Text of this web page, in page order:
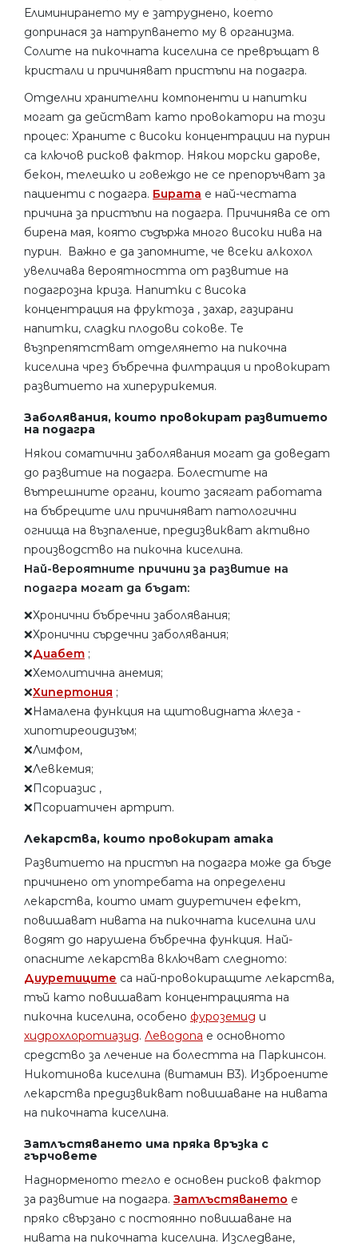
Елиминирането му е затруднено, което
допринася за натрупването му в организма.
Солите на пикочната киселина се превръщат в
кристали и причиняват пристъпи на подагра.
Отделни хранителни компоненти и напитки
могат да действат като провокатори на този
процес: Храните с високи концентрации на пурин
са ключов рисков фактор. Някои морски дарове,
бекон, телешко и говеждо не се препоръчват за
пациенти с подагра. Бирата е най-честата
причина за пристъпи на подагра. Причинява се от
бирена мая, която съдържа много високи нива на
пурин. Важно е да запомните, че всеки алкохол
увеличава вероятността от развитие на
подагрозна криза. Напитки с висока
концентрация на фруктоза , захар, газирани
напитки, сладки плодови сокове. Те
възпрепятстват отделянето на пикочна
киселина чрез бъбречна филтрация и провокират
развитието на хиперурикемия.
Заболявания, които провокират развитието
на подагра
Някои соматични заболявания могат да доведат
до развитие на подагра. Болестите на
вътрешните органи, които засягат работата
на бъбреците или причиняват патологични
огнища на възпаление, предизвикват активно
производство на пикочна киселина.
Най-вероятните причини за развитие на
подагра могат да бъдат:
❌Хронични бъбречни заболявания;
❌Хронични сърдечни заболявания;
❌Диабет ;
❌Хемолитична анемия;
❌Хипертония ;
❌Намалена функция на щитовидната жлеза -
хипотиреоидизъм;
❌Лимфом,
❌Левкемия;
❌Псориазис ,
❌Псориатичен артрит.
Лекарства, които провокират атака
Развитието на пристъп на подагра може да бъде
причинено от употребата на определени
лекарства, които имат диуретичен ефект,
повишават нивата на пикочната киселина или
водят до нарушена бъбречна функция. Най-
опасните лекарства включват следното:
Диуретиците са най-провокиращите лекарства,
тъй като повишават концентрацията на
пикочна киселина, особено фуроземид и
хидрохлоротиазид. Леводопа е основното
средство за лечение на болестта на Паркинсон.
Никотинова киселина (витамин B3). Изброените
лекарства предизвикват повишаване на нивата
на пикочната киселина.
Затлъстяването има пряка връзка с
гърчовете
Наднорменото тегло е основен рисков фактор
за развитие на подагра. Затлъстяването е
пряко свързано с постоянно повишаване на
нивата на пикочната киселина. Изследване,